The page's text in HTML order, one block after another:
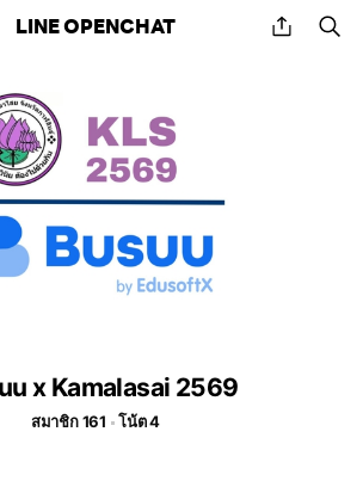
LINE OPENCHAT share
x Kamalasai 2569
สมาชิก 161 โน้ต 4